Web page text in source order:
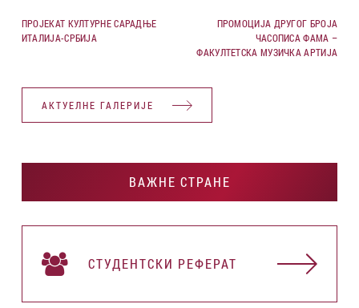
ПРОЈЕКАТ КУЛТУРНЕ САРАДЊЕ
ИТАЛИЈА-СРБИЈА
ПРОМОЦИЈА ДРУГОГ БРОЈА
ЧАСОПИСА ФАМА –
ФАКУЛТЕТСКА МУЗИЧКА АРТИЈА
АКТУЕЛНЕ ГАЛЕРИЈЕ
ВАЖНЕ СТРАНЕ
СТУДЕНТСКИ РЕФЕРАТ